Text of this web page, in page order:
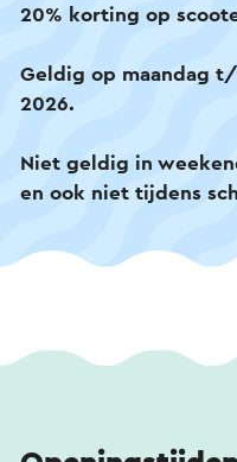
20% korting op
Geldig op maandag
2026.
Niet geldig in
en ook niet tijdens